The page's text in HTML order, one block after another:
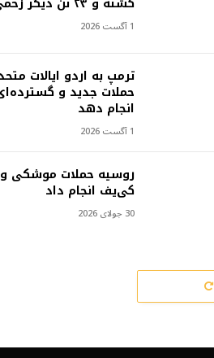
1 آگست 2026
ترمپ به اردو ایالات
حملات جدید و گسترده‌ای
انجام دهد
1 آگست 2026
روسیه حملات موشکی و
کی‌یف انجام داد
30 جولای 2026